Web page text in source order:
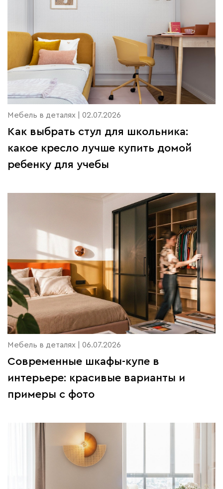
Мебель в деталях | 02.07.2026
Как выбрать стул для школьника:
какое кресло лучше купить домой
ребенку для учебы
Мебель в деталях | 06.07.2026
Современные шкафы-купе в
интерьере: красивые варианты и
примеры с фото